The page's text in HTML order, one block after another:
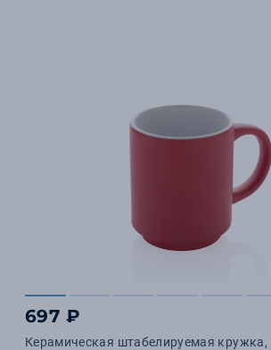
697 ₽
Керамическая штабелируемая кружка,